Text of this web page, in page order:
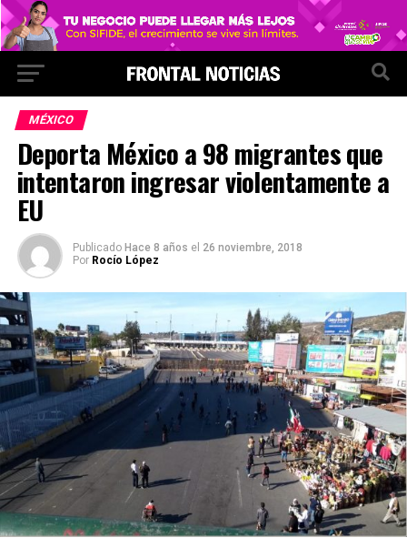
MÉXICO
Deporta México a 98 migrantes que
intentaron ingresar violentamente a
EU
Publicado Hace 8 años el 26 noviembre, 2018
Por Rocío López